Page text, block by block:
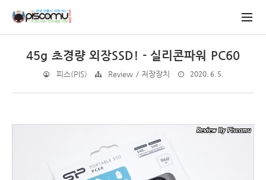
45g 초경량 외장SSD! - 실리콘파워 PC60
피스(PIS) Review / 저장장치 2020. 6. 5.